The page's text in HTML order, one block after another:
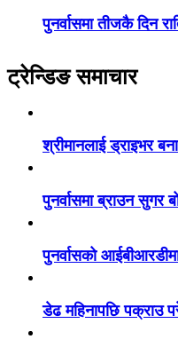
पुनर्वासमा तीजकै दिन
ट्रेन्डिङ समाचार
श्रीमानलाई ड्राइभर
पुनर्वासमा ब्राउन
पुनर्वासको
डेढ महिनापछि पक्राउ परे